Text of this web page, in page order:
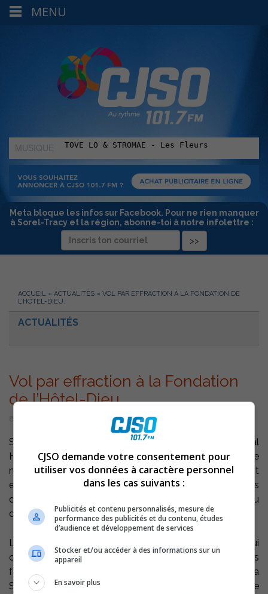
MUSIQUE
:
Meta bloque les infos sur Facebook. Pour ne rien manquer
à Sorel-Tracy et la région, abonne-toi à notre infolettre :
ACCUEIL » ACTUALITÉS » VOL PAR EFFRACTION À LA FONDATION DE
L’HÔTEL-DIEU.
ACTUALITÉS
Vol par effraction à la Fondation
de l’Hôtel-Dieu.
8 décembre 2004 | Par Équipe CJSO
Sorel-Tracy – Les locaux de la Fondation de l’Hôpital
Hôtel-Dieu de Sorel ont été visités durant la nuit de
mardi à mercredi par des voleurs. Les malfaiteurs sont
entrés par effraction par une fenêtre et se sont emparés
de plusieurs chèques, heureusement il y avait très peu
d’argent comptant dans les locaux.
La direction de la Fondation demandent aux gens qui
ont fait des chèques entre le 3 et le 7 décembre de les
faire annulés et d’entrer en contact avec la Fondation. La
Sureté du Québec Bas-Richelieu poursuit son enquête
MENU
CJSO demande votre consentement pour
utiliser vos données à caractère personnel
dans les cas suivants :
Publicités et contenu personnalisés, mesure de
performance des publicités et du contenu, études
d’audience et développement de services
Stocker et/ou accéder à des informations sur un
appareil
En savoir plus